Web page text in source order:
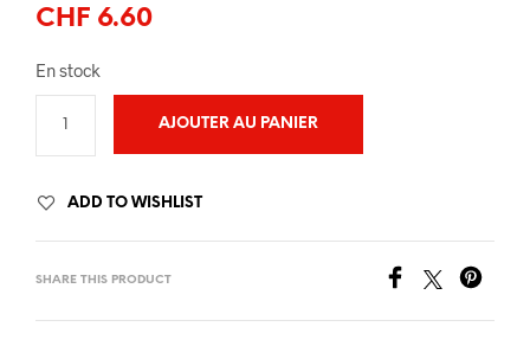
CHF 6.60
En stock
AJOUTER AU PANIER
ADD TO WISHLIST
SHARE THIS PRODUCT